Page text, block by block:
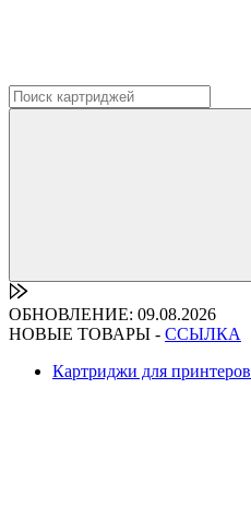
ОБНОВЛЕНИЕ: 09.08.2026
НОВЫЕ ТОВАРЫ - ССЫЛКА
Картриджи для принтеров